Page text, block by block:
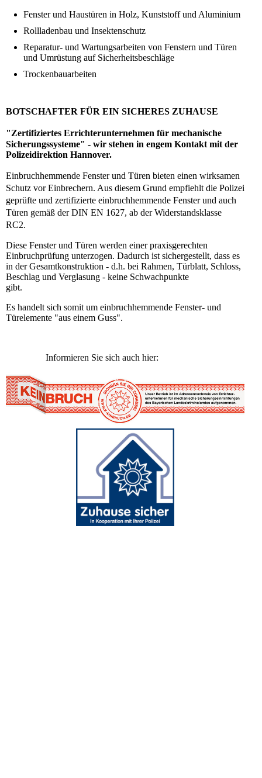
Fenster und Haustüren in Holz, Kunststoff und Aluminium
Rollladenbau und Insektenschutz
Reparatur- und Wartungsarbeiten von Fenstern und Türen
und Umrüstung auf Sicherheitsbeschläge
Trockenbauarbeiten
BOTSCHAFTER FÜR EIN SICHERES ZUHAUSE
"Zertifiziertes Errichterunternehmen für mechanische
Sicherungssysteme" - wir stehen in engem Kontakt mit der
Polizeidirektion Hannover.
Einbruchhemmende Fenster und Türen bieten einen wirksamen
Schutz vor Einbrechern. Aus diesem Grund empfiehlt die Polizei
geprüfte und zertifizierte einbruchhemmende Fenster und auch
Türen gemäß der DIN EN 1627, ab der Widerstandsklasse
RC2.
Diese Fenster und Türen werden einer praxisgerechten
Einbruchprüfung unterzogen. Dadurch ist sichergestellt, dass es
in der Gesamtkonstruktion - d.h. bei Rahmen, Türblatt, Schloss,
Beschlag und Verglasung - keine Schwachpunkte
gibt.
Es handelt sich somit um einbruchhemmende Fenster- und
Türelemente "aus einem Guss".
Informieren Sie sich auch hier: